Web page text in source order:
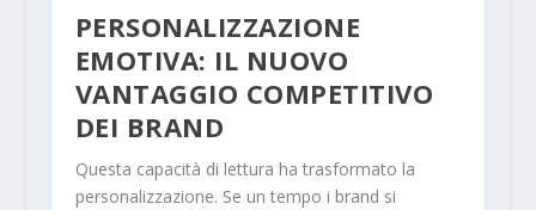
PERSONALIZZAZIONE
EMOTIVA: IL NUOVO
VANTAGGIO COMPETITIVO
DEI BRAND
Questa capacità di lettura ha trasformato la
personalizzazione. Se un tempo i brand si